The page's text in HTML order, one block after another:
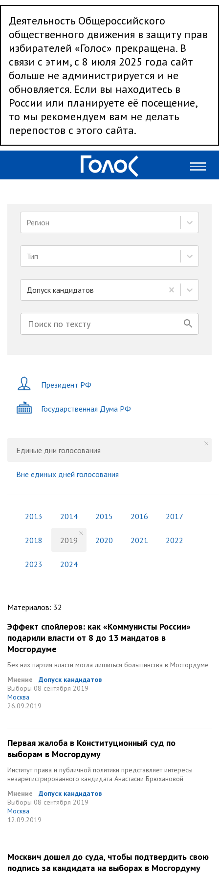
Деятельность Общероссийского
общественного движения в защиту прав
избирателей «Голос» прекращена. В
связи с этим, с 8 июля 2025 года сайт
больше не администрируется и не
обновляется. Если вы находитесь в
России или планируете её посещение,
то мы рекомендуем вам не делать
перепостов с этого сайта.
Регион
Тип
Допуск кандидатов
Президент РФ
Государственная Дума РФ
Единые дни голосования
Вне единых дней голосования
2013 2014 2015 2016 2017
2018 2019 2020 2021 2022
2023 2024
Материалов: 32
Эффект спойлеров: как «Коммунисты России»
подарили власти от 8 до 13 мандатов в
Мосгордуме
Без них партия власти могла лишиться большинства в Мосгордуме
Мнение
Допуск кандидатов
Выборы 08 сентября 2019
Москва
26.09.2019
Первая жалоба в Конституционный суд по
выборам в Мосгордуму
Институт права и публичной политики представляет интересы
незарегистрированного кандидата Анастасии Брюхановой
Мнение
Допуск кандидатов
Выборы 08 сентября 2019
Москва
12.09.2019
Москвич дошел до суда, чтобы подтвердить свою
подпись за кандидата на выборах в Мосгордуму